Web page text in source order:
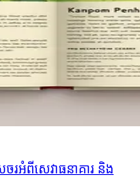
រអំពីសេវាធនាគារ និង